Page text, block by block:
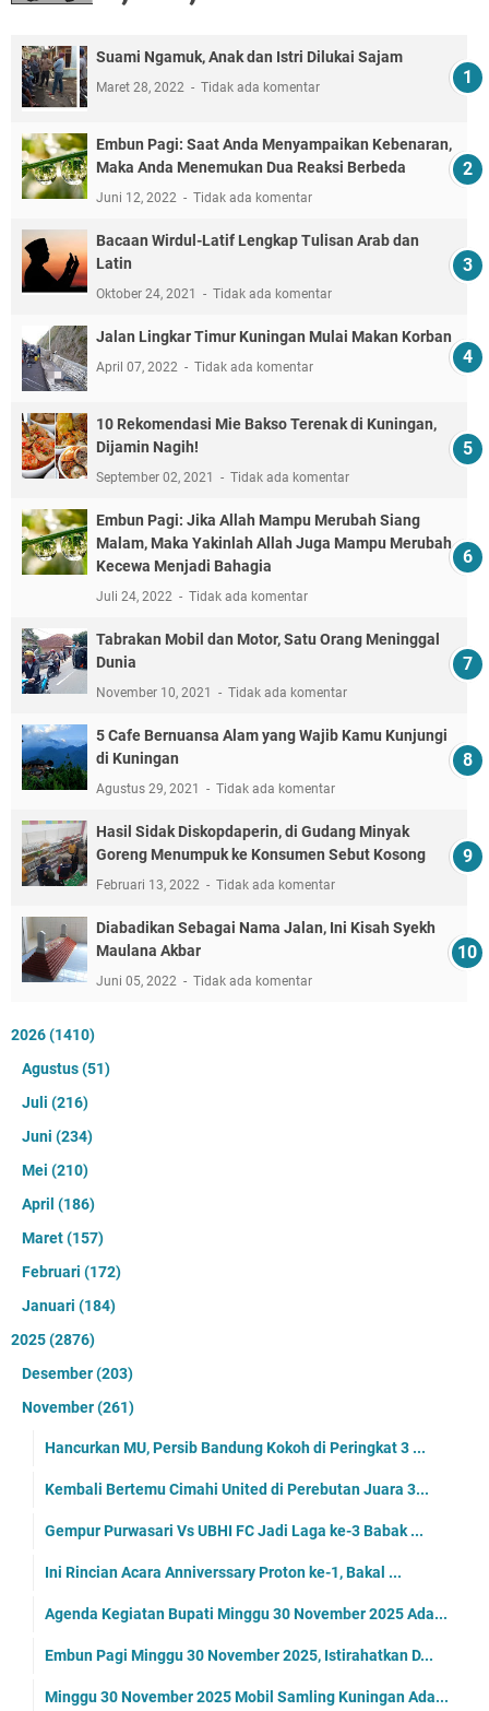
Suami Ngamuk, Anak dan Istri Dilukai Sajam
Maret 28, 2022 Tidak ada komentar
Embun Pagi: Saat Anda Menyampaikan Kebenaran,
Maka Anda Menemukan Dua Reaksi Berbeda
Juni 12, 2022 Tidak ada komentar
Bacaan Wirdul-Latif Lengkap Tulisan Arab dan
Latin
Oktober 24, 2021 Tidak ada komentar
Jalan Lingkar Timur Kuningan Mulai Makan Korban
April 07, 2022 Tidak ada komentar
10 Rekomendasi Mie Bakso Terenak di Kuningan,
Dijamin Nagih!
September 02, 2021 Tidak ada komentar
Embun Pagi: Jika Allah Mampu Merubah Siang
Malam, Maka Yakinlah Allah Juga Mampu Merubah
Kecewa Menjadi Bahagia
Juli 24, 2022 Tidak ada komentar
Tabrakan Mobil dan Motor, Satu Orang Meninggal
Dunia
November 10, 2021 Tidak ada komentar
5 Cafe Bernuansa Alam yang Wajib Kamu Kunjungi
di Kuningan
Agustus 29, 2021 Tidak ada komentar
Hasil Sidak Diskopdaperin, di Gudang Minyak
Goreng Menumpuk ke Konsumen Sebut Kosong
Februari 13, 2022 Tidak ada komentar
Diabadikan Sebagai Nama Jalan, Ini Kisah Syekh
Maulana Akbar
Juni 05, 2022 Tidak ada komentar
2026(1410)
Agustus(51)
Juli (216)
Juni (234)
Mei (210)
April (186)
Maret(157)
Februari (172)
Januari (184)
2025(2876)
Desember(203)
November(261)
Hancurkan MU, Persib Bandung Kokoh di Peringkat 3 ...
Kembali Bertemu Cimahi United di Perebutan Juara 3...
Gempur Purwasari Vs UBHI FC Jadi Laga ke-3 Babak ...
Ini Rincian Acara Anniverssary Proton ke-1, Bakal ...
Agenda Kegiatan Bupati Minggu 30 November 2025 Ada...
Embun Pagi Minggu 30 November 2025, Istirahatkan D...
Minggu 30 November 2025 Mobil Samling Kuningan Ada...